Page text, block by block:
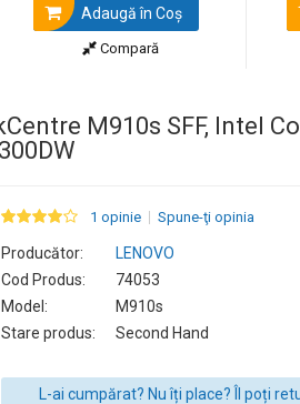
Adaugă în Coş
Compară
M910s SFF, Intel
1 opinie Spune-ţi opinia
Producător:
LENOVO
Cod Produs:
74053
Model:
M910s
Stare produs:
Second Hand
L-ai cumpărat? Nu îți place? Îl poți